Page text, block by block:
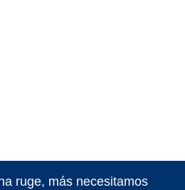
ruge, más necesitamos